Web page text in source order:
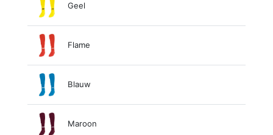
Geel
Flame
Blauw
Maroon